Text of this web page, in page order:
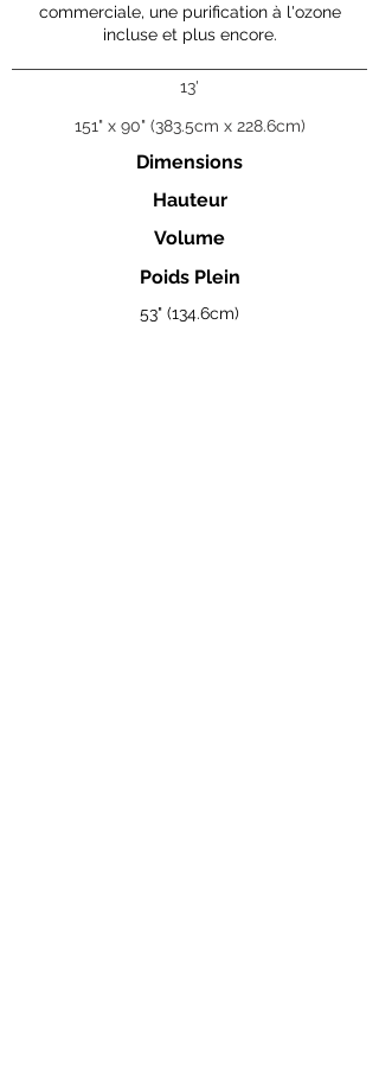
commerciale, une purification à l'ozone
incluse et plus encore.
13'
151" x 90" (383.5cm x 228.6cm)
Dimensions
Hauteur
Volume
Poids Plein
53" (134.6cm)